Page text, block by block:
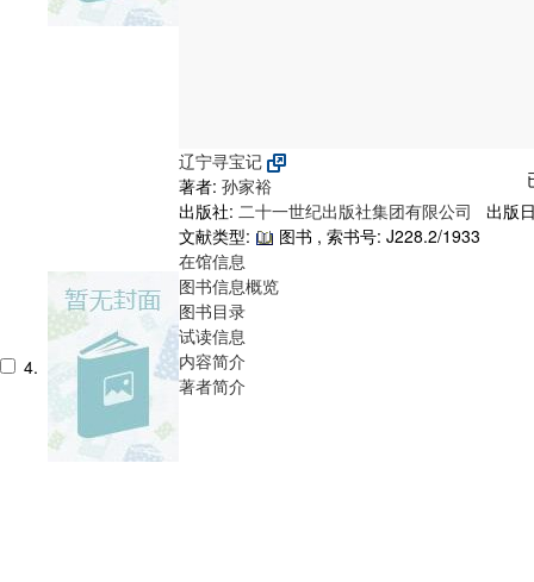
4.
辽宁寻宝记
著者: 孙家裕
出版社: 二十一世纪出版社集团有限公司
出版
文献类型:
图书 , 索书号: J228.2/1933
在馆信息
图书信息概览
图书目录
试读信息
内容简介
著者简介